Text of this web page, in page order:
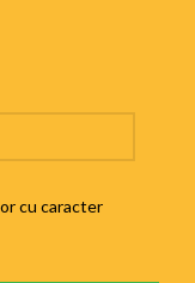
cu caracter